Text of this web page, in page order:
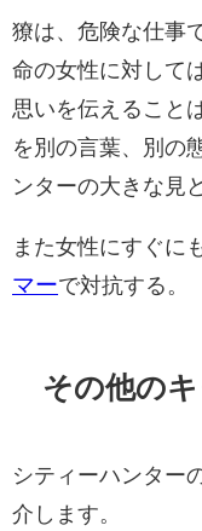
獠は、危険な仕事
命の女性に対して
思いを伝えること
を別の言葉、別の
ンターの大きな見
また女性にすぐに
マーで対抗する。
その他の
シティーハンター
介します。